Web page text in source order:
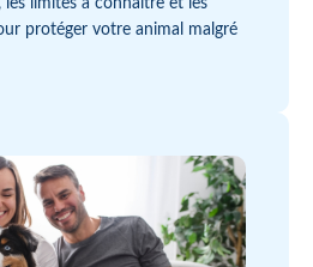
limites à connaître et les
protéger votre animal malgré